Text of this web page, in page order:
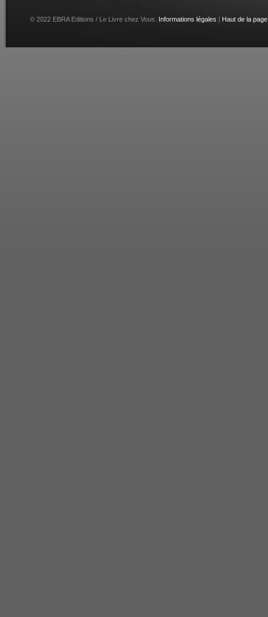
© 2022 EBRA Editions / Le Livre chez Vous. Informations légales Haut de la page